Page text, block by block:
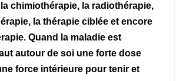
chimiothérapie, la radiothérapie,
la thérapie ciblée et encore
Quand la maladie est
autour de soi une forte dose
force intérieure pour tenir et